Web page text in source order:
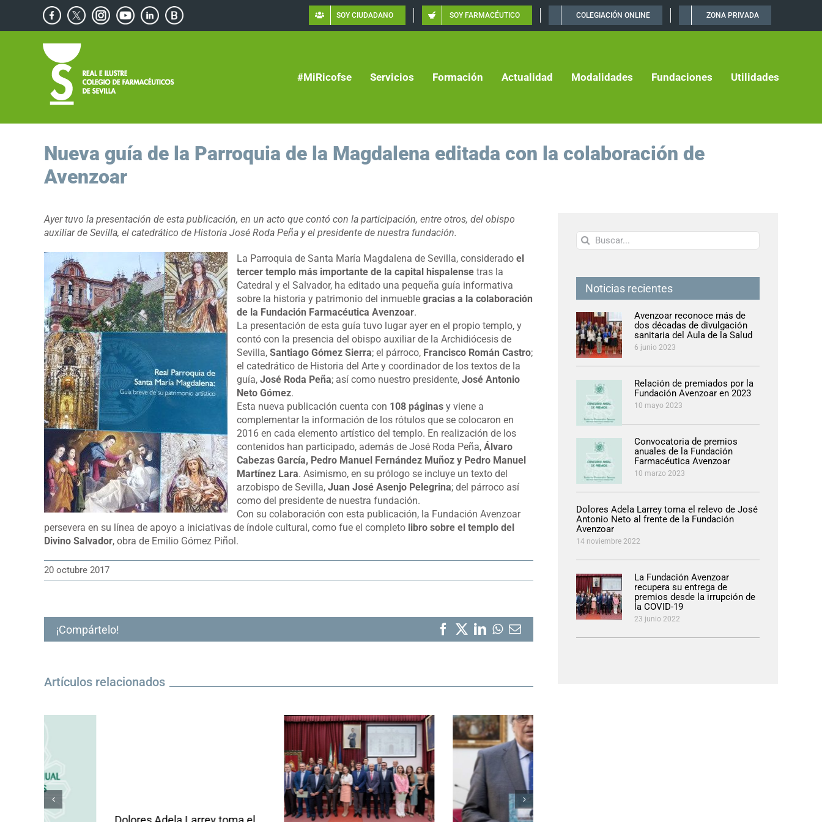
contenido
Facebook
X Instagram
YouTube
Linkedin
Blog
de
SOY CIUDADANO SOY FARMACÉUTICO COLEGIACIÓN ONLINE ZONA PRIVADA
#MiRicofse Servicios Formación Actualidad Modalidades Fundaciones Utilidades
Nueva guía de la Parroquia de la Magdalena editada con la colaboración de
Avenzoar
Ayer tuvo la presentación de esta publicación, en un acto que contó con la participación, entre otros, del obispo
auxiliar de Sevilla, el catedrático de Historia José Roda Peña y el presidente de nuestra fundación.
La Parroquia de Santa María Magdalena de Sevilla, considerado el
tercer templo más importante de la capital hispalense tras la
Catedral y el Salvador, ha editado una pequeña guía informativa
sobre la historia y patrimonio del inmueble gracias a la colaboración
de la Fundación Farmacéutica Avenzoar.
La presentación de esta guía tuvo lugar ayer en el propio templo, y
contó con la presencia del obispo auxiliar de la Archidiócesis de
Sevilla, Santiago Gómez Sierra; el párroco, Francisco Román Castro;
el catedrático de Historia del Arte y coordinador de los textos de la
guía, José Roda Peña; así como nuestro presidente, José Antonio
Neto Gómez.
Esta nueva publicación cuenta con 108 páginas y viene a
complementar la información de los rótulos que se colocaron en
2016 en cada elemento artístico del templo. En realización de los
contenidos han participado, además de José Roda Peña, Álvaro
Cabezas García, Pedro Manuel Fernández Muñoz y Pedro Manuel
Martínez Lara. Asimismo, en su prólogo se incluye un texto del
arzobispo de Sevilla, Juan José Asenjo Pelegrina; del párroco así
como del presidente de nuestra fundación.
Con su colaboración con esta publicación, la Fundación Avenzoar
persevera en su línea de apoyo a iniciativas de índole cultural, como fue el completo libro sobre el templo del
Divino Salvador, obra de Emilio Gómez Piñol.
20 octubre 2017
¡Compártelo! Facebook
X LinkedIn
WhatsApp
Correo
electrónico
Artículos relacionados
Buscar:
Noticias recientes
Avenzoar reconoce más de
dos décadas de divulgación
sanitaria del Aula de la Salud
6 junio 2023
Relación de premiados por la
Fundación Avenzoar en 2023
10 mayo 2023
Convocatoria de premios
anuales de la Fundación
Farmacéutica Avenzoar
10 marzo 2023
Dolores Adela Larrey toma el relevo de José
Antonio Neto al frente de la Fundación
Avenzoar
14 noviembre 2022
La Fundación Avenzoar
recupera su entrega de
premios desde la irrupción de
la COVID-19
23 junio 2022